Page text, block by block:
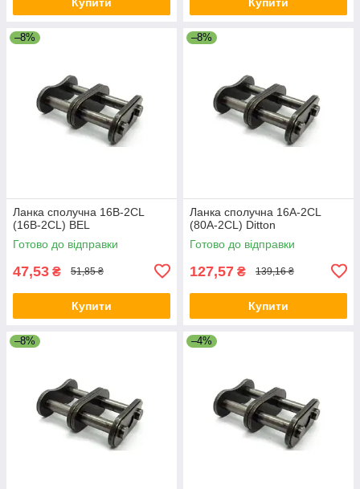
–8%
Ланка сполучна 16B-2CL
(16B-2CL) BEL
Готово до відправки
47,53 ₴ 51,85 ₴
Купити
–8%
Ланка сполучна 16A-2CL
(80A-2CL) Ditton
Готово до відправки
127,57 ₴ 139,16 ₴
Купити
–8% –4%